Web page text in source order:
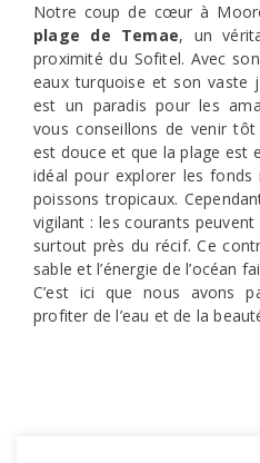
Notre coup de cœur à
plage de Temae, un
proximité du Sofitel. Avec
eaux turquoise et son vaste
est un paradis pour les
vous conseillons de venir
est douce et que la plage est
idéal pour explorer les fonds
poissons tropicaux.
vigilant : les courants
surtout près du récif. Ce
sable et l’énergie de l’océan
C’est ici que nous avons
profiter de l’eau et de la